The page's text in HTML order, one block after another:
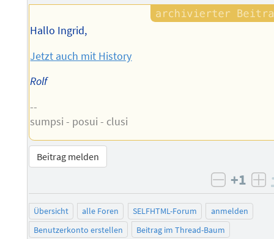
Hallo Ingrid,
Jetzt auch mit History
Rolf
--
sumpsi - posui - clusi
Beitrag melden
negativ
+1
Übersicht alle Foren SELFHTML-Forum
anmelden
Benutzerkonto erstellen
Beitrag im Thread-Baum